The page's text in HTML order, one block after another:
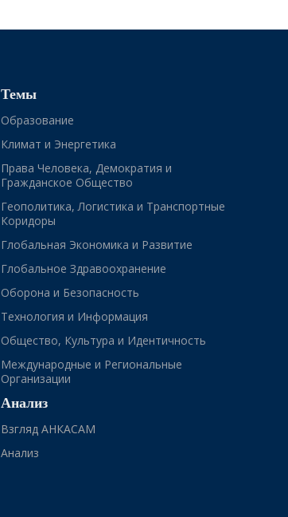
Темы
Образование
Климат и Энергетика
Права Человека, Демократия и
Гражданское Общество
Геополитика, Логистика и Транспортные
Коридоры
Глобальная Экономика и Развитие
Глобальное Здравоохранение
Оборона и Безопасность
Технология и Информация
Общество, Культура и Идентичность
Международные и Региональные
Организации
Анализ
Взгляд АНКАСАМ
Анализ